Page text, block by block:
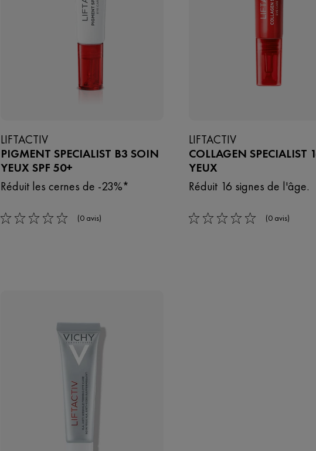
LIFTACTIV
PIGMENT SPECIALIST B3 SOIN
YEUX SPF 50+
Réduit les cernes de -23%*​
0/5 (0 avis)
LIFTACTIV
COLLAGEN SPECIALIST
YEUX
Réduit 16 signes de l'âge.
0/5 (0 avis)